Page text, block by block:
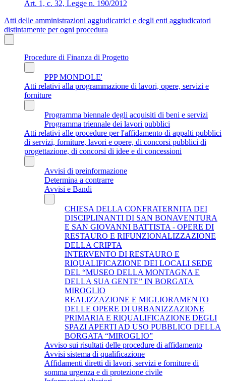
Art. 1, c. 32, Legge n. 190/2012
Atti delle amministrazioni aggiudicatrici e degli enti aggiudicatori
distintamente per ogni procedura
Procedure di Finanza di Progetto
PPP MONDOLE'
Atti relativi alla programmazione di lavori, opere, servizi e
forniture
Programma biennale degli acquisiti di beni e servizi
Programma triennale dei lavori pubblici
Atti relativi alle procedure per l'affidamento di appalti pubblici
di servizi, forniture, lavori e opere, di concorsi pubblici di
progettazione, di concorsi di idee e di concessioni
Avvisi di preinformazione
Determina a contrarre
Avvisi e Bandi
CHIESA DELLA CONFRATERNITA DEI
DISCIPLINANTI DI SAN BONAVENTURA
E SAN GIOVANNI BATTISTA - OPERE DI
RESTAURO E RIFUNZIONALIZZAZIONE
DELLA CRIPTA
INTERVENTO DI RESTAURO E
RIQUALIFICAZIONE DEI LOCALI SEDE
DEL “MUSEO DELLA MONTAGNA E
DELLA SUA GENTE” IN BORGATA
MIROGLIO
REALIZZAZIONE E MIGLIORAMENTO
DELLE OPERE DI URBANIZZAZIONE
PRIMARIA E RIQUALIFICAZIONE DEGLI
SPAZI APERTI AD USO PUBBLICO DELLA
BORGATA “MIROGLIO”
Avviso sui risultati delle procedure di affidamento
Avvisi sistema di qualificazione
Affidamenti diretti di lavori, servizi e forniture di
somma urgenza e di protezione civile